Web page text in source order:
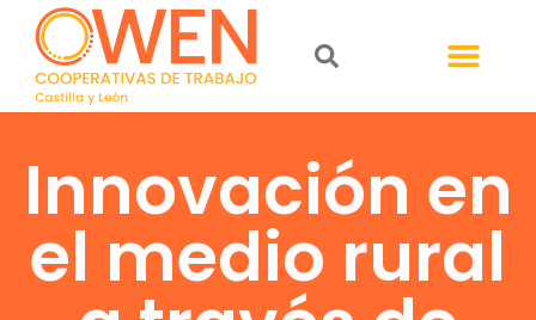
Innovación en
el medio rural